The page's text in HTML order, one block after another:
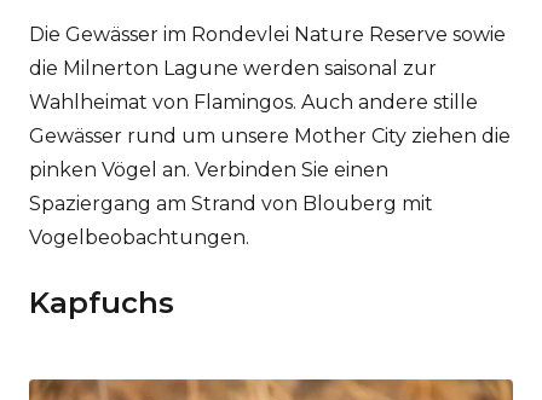
Die Gewässer im Rondevlei Nature Reserve sowie
die Milnerton Lagune werden saisonal zur
Wahlheimat von Flamingos. Auch andere stille
Gewässer rund um unsere Mother City ziehen die
pinken Vögel an. Verbinden Sie einen
Spaziergang am Strand von Blouberg mit
Vogelbeobachtungen.
Kapfuchs